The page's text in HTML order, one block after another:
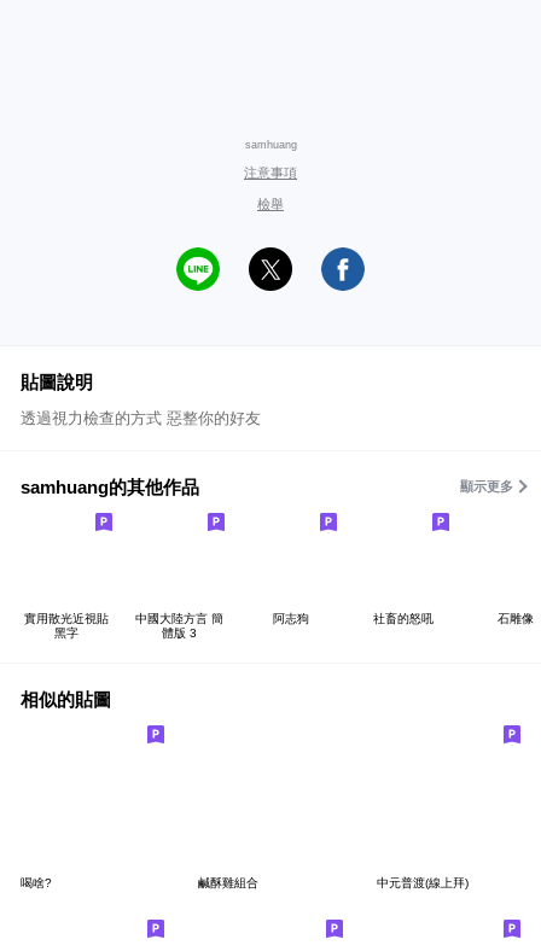
samhuang
注意事項
檢舉
貼圖說明
透過視力檢查的方式 惡整你的好友
samhuang的其他作品 顯示更多
實用散光近視貼
黑字
中國大陸方言 簡
體版 3
阿志狗 社畜的怒吼 石雕像
相似的貼圖
喝啥? 鹹酥雞組合 中元普渡(線上拜)